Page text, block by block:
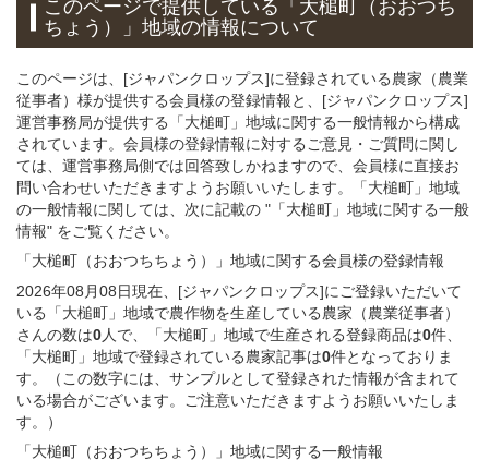
このページで提供している 「大槌町（おおつち
ちょう）」地域の情報について
このページは、[ジャパンクロップス]に登録されている農家（農業
従事者）様が提供する会員様の登録情報と、[ジャパンクロップス]
運営事務局が提供する「大槌町」地域に関する一般情報から構成
されています。会員様の登録情報に対するご意見・ご質問に関し
ては、運営事務局側では回答致しかねますので、会員様に直接お
問い合わせいただきますようお願いいたします。「大槌町」地域
の一般情報に関しては、次に記載の "「大槌町」地域に関する一般
情報" をご覧ください。
「大槌町（おおつちちょう）」 地域に関する会員様の登録情報
2026年08月08日現在、[ジャパンクロップス]にご登録いただいて
いる「大槌町」地域で農作物を生産している農家（農業従事者）
さんの数は0人で、「大槌町」地域で生産される登録商品は0件、
「大槌町」地域で登録されている農家記事は0件となっておりま
す。（この数字には、サンプルとして登録された情報が含まれて
いる場合がございます。ご注意いただきますようお願いいたしま
す。）
「大槌町（おおつちちょう）」 地域に関する一般情報